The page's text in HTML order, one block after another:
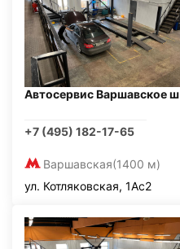
Автосервис Варшавское ш
+7 (495) 182-17-65
Варшавская(1400 м)
ул. Котляковская, 1Ас2